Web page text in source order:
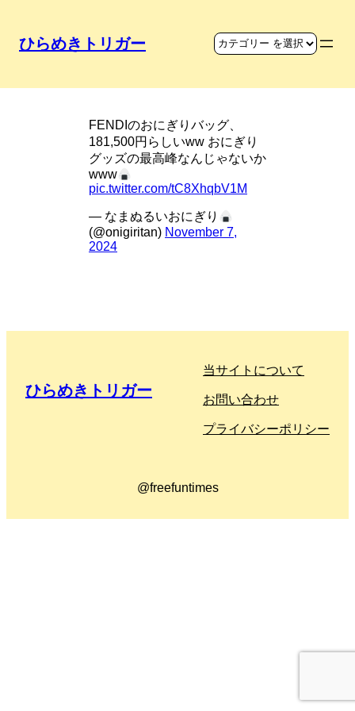
ひらめきトリガー
FENDIのおにぎりバッグ、
181,500円らしいww おにぎり
グッズの最高峰なんじゃないか
www
pic.twitter.com/tC8XhqbV1M
— なまぬるいおにぎり
(@onigiritan) November 7,
2024
ひらめきトリガー
当サイトについて
お問い合わせ
プライバシーポリシー
@freefuntimes